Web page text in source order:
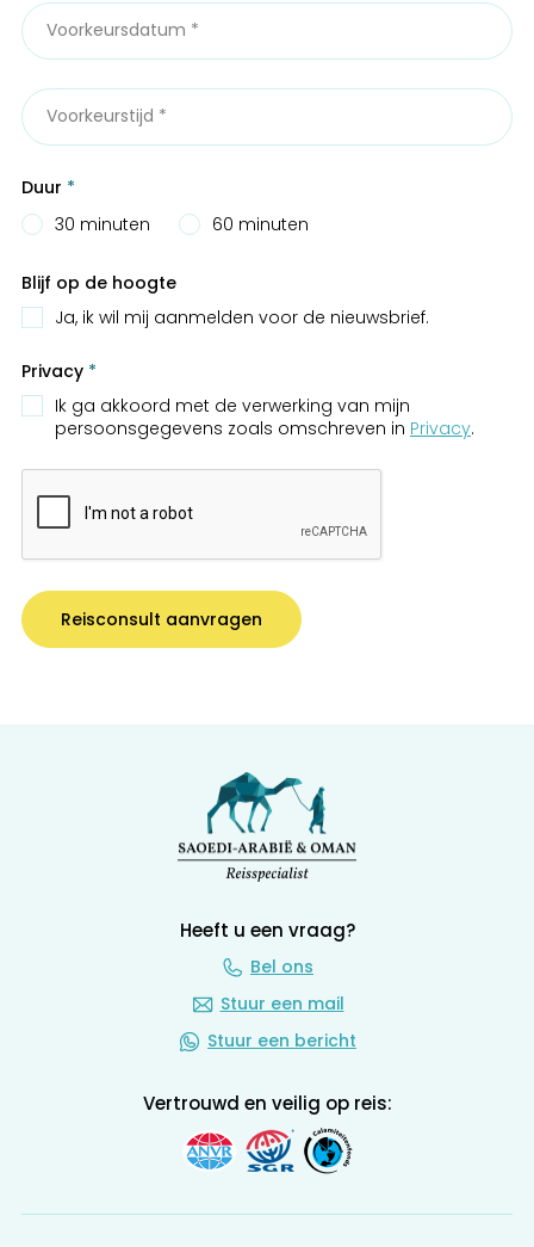
Duur *
30 minuten
60 minuten
Blijf op de hoogte
Ja, ik wil mij aanmelden voor de nieuwsbrief.
Privacy *
Ik ga akkoord met de verwerking van mijn
persoonsgegevens zoals omschreven in Privacy.
Reisconsult aanvragen
Heeft u een vraag?
Bel ons
Stuur een mail
Stuur een bericht
Vertrouwd en veilig op reis: